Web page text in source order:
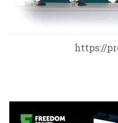
https://